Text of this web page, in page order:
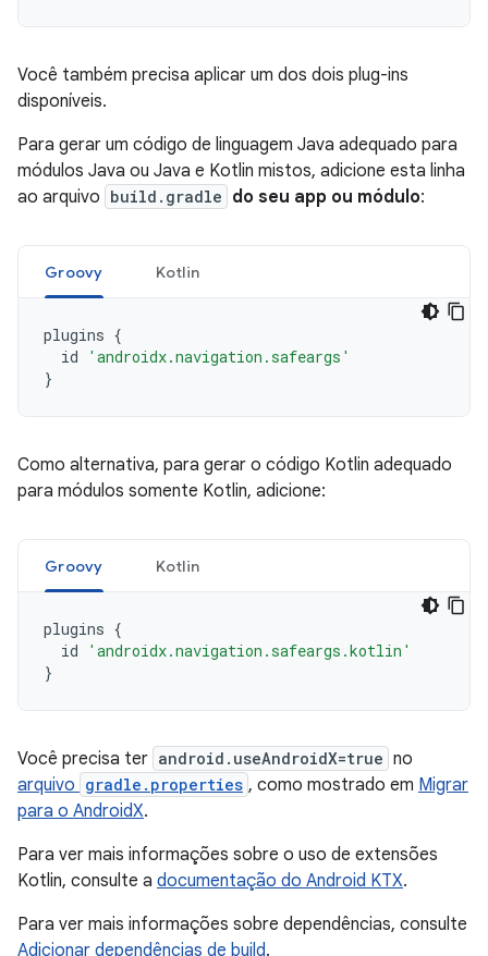
Você também precisa aplicar um dos dois plug-ins
disponíveis.
Para gerar um código de linguagem Java adequado para
módulos Java ou Java e Kotlin mistos, adicione esta linha
ao arquivo build.gradle do seu app ou módulo:
Groovy Kotlin
plugins {
id
'androidx.navigation.safeargs'
}
Como alternativa, para gerar o código Kotlin adequado
para módulos somente Kotlin, adicione:
Groovy Kotlin
plugins {
id
'androidx.navigation.safeargs.kotlin'
}
Você precisa ter android.useAndroidX=true no
arquivo gradle.properties , como mostrado em Migrar
para o AndroidX.
Para ver mais informações sobre o uso de extensões
Kotlin, consulte a documentação do Android KTX.
Para ver mais informações sobre dependências, consulte
Adicionar dependências de build.